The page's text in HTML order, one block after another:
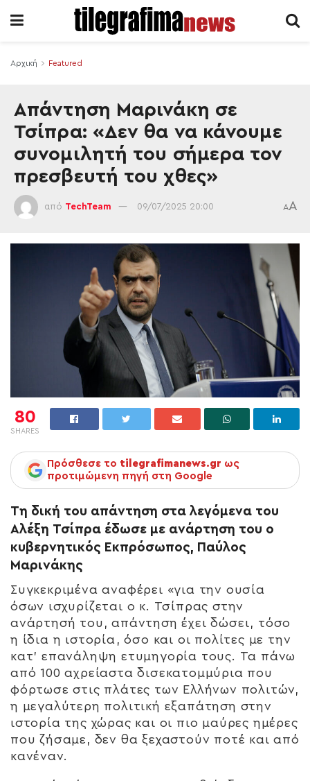
Αρχική Featured
Απάντηση Μαρινάκη σε
Τσίπρα: «Δεν θα να κάνουμε
συνομιλητή του σήμερα τον
πρεσβευτή του χθες»
από TechTeam 09/07/2025 20:00 AA
80
SHARES
Πρόσθεσε το tilegrafimanews.gr ως
προτιμώμενη πηγή στη Google
Τη δική του απάντηση στα λεγόμενα του
Αλέξη Τσίπρα έδωσε με ανάρτηση του ο
κυβερνητικός Εκπρόσωπος, Παύλος
Μαρινάκης
Συγκεκριμένα αναφέρει «για την ουσία
όσων ισχυρίζεται ο κ. Τσίπρας στην
ανάρτησή του, απάντηση έχει δώσει, τόσο
η ίδια η ιστορία, όσο και οι πολίτες με την
κατ’ επανάληψη ετυμηγορία τους. Τα πάνω
από 100 αχρείαστα δισεκατομμύρια που
φόρτωσε στις πλάτες των Ελλήνων πολιτών,
η μεγαλύτερη πολιτική εξαπάτηση στην
ιστορία της χώρας και οι πιο μαύρες ημέρες
που ζήσαμε, δεν θα ξεχαστούν ποτέ και από
κανέναν.